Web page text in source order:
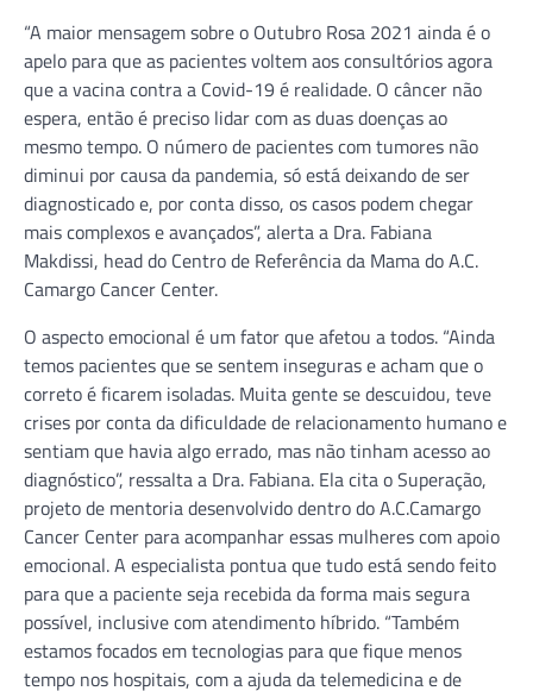
“A maior mensagem sobre o Outubro Rosa 2021 ainda é o
apelo para que as pacientes voltem aos consultórios agora
que a vacina contra a Covid-19 é realidade. O câncer não
espera, então é preciso lidar com as duas doenças ao
mesmo tempo. O número de pacientes com tumores não
diminui por causa da pandemia, só está deixando de ser
diagnosticado e, por conta disso, os casos podem chegar
mais complexos e avançados”, alerta a Dra. Fabiana
Makdissi, head do Centro de Referência da Mama do A.C.
Camargo Cancer Center.
O aspecto emocional é um fator que afetou a todos. “Ainda
temos pacientes que se sentem inseguras e acham que o
correto é ficarem isoladas. Muita gente se descuidou, teve
crises por conta da dificuldade de relacionamento humano e
sentiam que havia algo errado, mas não tinham acesso ao
diagnóstico”, ressalta a Dra. Fabiana. Ela cita o Superação,
projeto de mentoria desenvolvido dentro do A.C.Camargo
Cancer Center para acompanhar essas mulheres com apoio
emocional. A especialista pontua que tudo está sendo feito
para que a paciente seja recebida da forma mais segura
possível, inclusive com atendimento híbrido. “Também
estamos focados em tecnologias para que fique menos
tempo nos hospitais, com a ajuda da telemedicina e de